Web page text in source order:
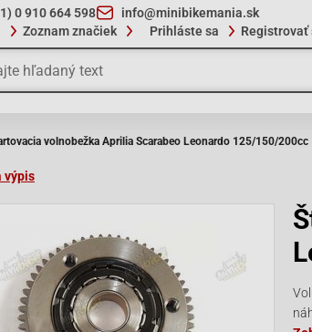
0 910 664 598
info@minibikemania.sk
Zoznam značiek Prihláste sa Registrovať
volnobežka Aprilia Scarabeo Leonardo 125/150/200cc
výpis